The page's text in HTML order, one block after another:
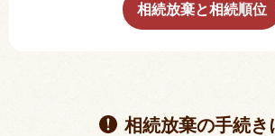
相続放棄と相続順位
相続放棄の手続き